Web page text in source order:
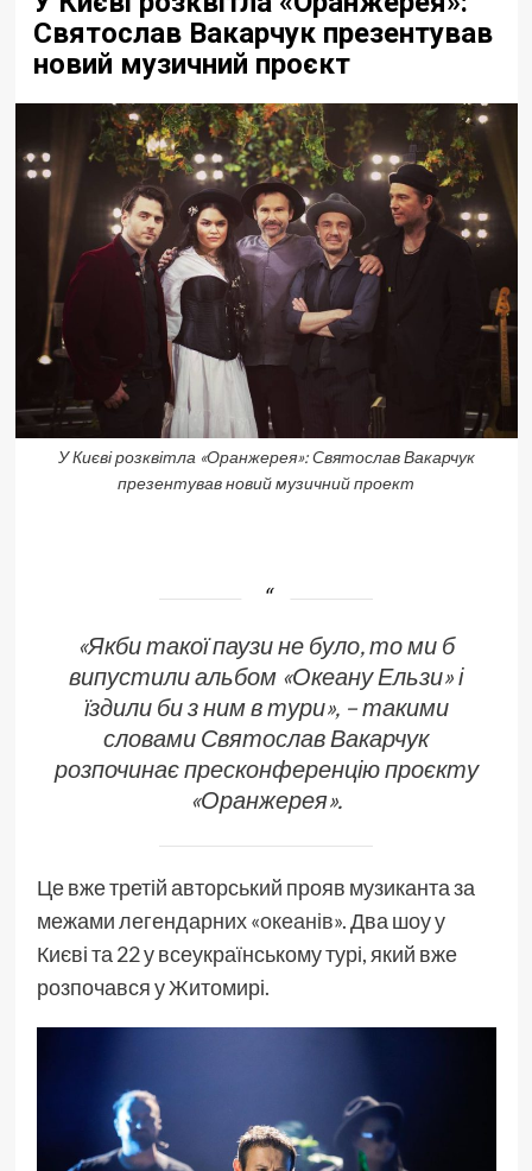
Святослав Вакарчук презентував
новий музичний проєкт
У Києві розквітла «Оранжерея»: Святослав Вакарчук
презентував новий музичний проект
«Якби такої паузи не було, то ми б
випустили альбом «Океану Ельзи» і
їздили би з ним в тури», – такими
словами Святослав Вакарчук
розпочинає пресконференцію проєкту
«Оранжерея».
Це вже третій авторський прояв музиканта за
межами легендарних «океанів». Два шоу у
Києві та 22 у всеукраїнському турі, який вже
розпочався у Житомирі.